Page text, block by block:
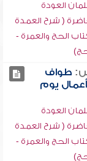
العودة
( شرح العمدة
الحج والعمرة -
طواف
يوم
العودة
( شرح العمدة
الحج والعمرة -